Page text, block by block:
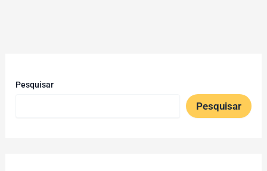
Pesquisar
Pesquisar